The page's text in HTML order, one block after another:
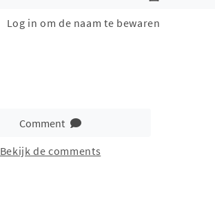
Log in om de naam te bewaren
Comment
Bekijk de comments